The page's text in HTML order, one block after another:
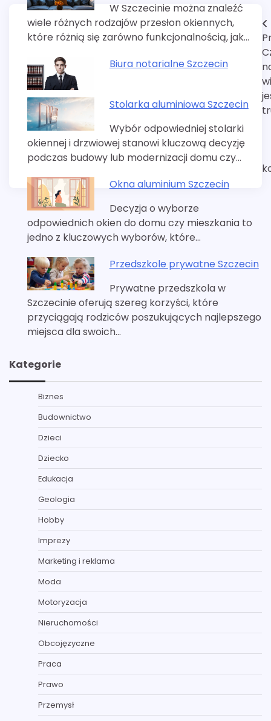
W Szczecinie można znaleźć
wiele różnych rodzajów przesłon okiennych,
które różnią się zarówno funkcjonalnością, jak…
Biura notarialne Szczecin
Stolarka aluminiowa Szczecin
Wybór odpowiedniej stolarki
okiennej i drzwiowej stanowi kluczową decyzję
podczas budowy lub modernizacji domu czy…
Okna aluminium Szczecin
Decyzja o wyborze
odpowiednich okien do domu czy mieszkania to
jedno z kluczowych wyborów, które…
Przedszkole prywatne Szczecin
Prywatne przedszkola w
Szczecinie oferują szereg korzyści, które
przyciągają rodziców poszukujących najlepszego
miejsca dla swoich…
Nawigacja
Kategorie
Biznes
Budownictwo
Dzieci
Dziecko
Edukacja
Geologia
Hobby
Imprezy
Marketing i reklama
Moda
Motoryzacja
Nieruchomości
Obcojęzyczne
Praca
Prawo
Przemysł